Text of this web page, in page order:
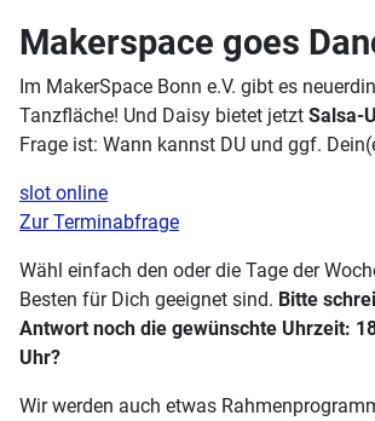
Makerspace goes
Im MakerSpace Bonn e.V. gibt es
Tanzfläche! Und Daisy bietet jetzt Salsa-
Frage ist: Wann kannst DU und ggf.
slot online
Zur Terminabfrage
Wähl einfach den oder die Tage der
Besten für Dich geeignet sind. Bitte
Antwort noch die gewünschte Uhrzeit:
Uhr?
Wir werden auch etwas